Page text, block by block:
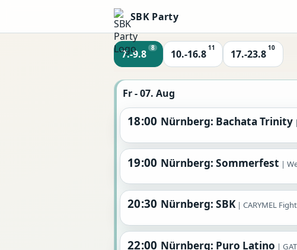
SBK Party
7.-9.8
8
10.-16.8
11
17.-23.8
10
Fr - 07. Aug
18:00 Nürnberg: Bachata Trinity
19:00 Nürnberg: Sommerfest
20:30 Nürnberg: SBK CARYMEL
22:00 Nürnberg: Puro Latino